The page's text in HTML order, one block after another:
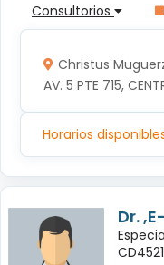
Consultorios
Christus
AV. 5 PTE 715,
Horarios
Dr.